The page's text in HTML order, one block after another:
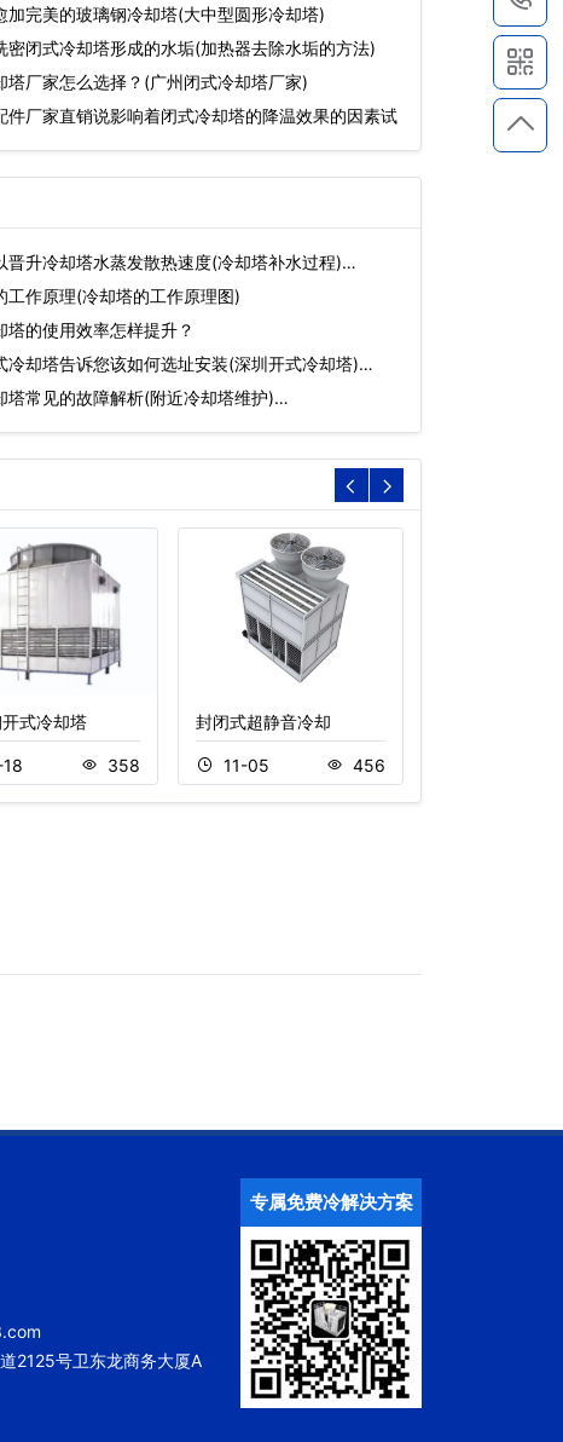
加完美的玻璃钢冷却塔(大中型圆形冷却塔)
密闭式冷却塔形成的水垢(加热器去除水垢的方法)
塔厂家怎么选择？(广州闭式冷却塔厂家)
件厂家直销说影响着闭式冷却塔的降温效果的因素试
晋升冷却塔水蒸发散热速度(冷却塔补水过程)…
工作原理(冷却塔的工作原理图)
塔的使用效率怎样提升？
冷却塔告诉您该如何选址安装(深圳开式冷却塔)…
塔常见的故障解析(附近冷却塔维护)…
式冷却塔
358
封闭式超静音冷却
11-05 456
2125号卫东龙商务大厦A
专属免费冷解决方案